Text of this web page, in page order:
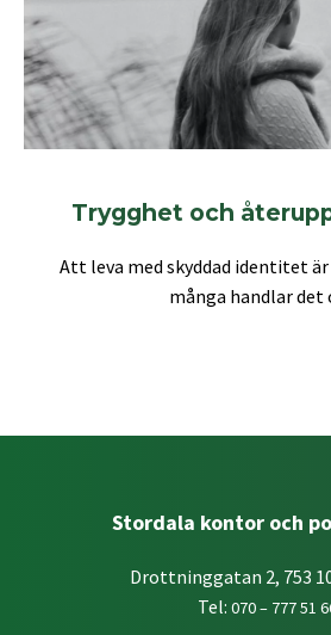
Trygghet och
Att leva med skyddad identitet
många handlar det
Stordala kontor och
Drottninggatan 2, 753
Tel: 070 – 777 51